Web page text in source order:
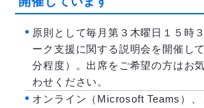
原則として毎月第３木曜日１５時
ーク支援に関する説明会を開催し
分程度）。出席をご希望の方はお
わせください。
オンライン（Microsoft Teams）